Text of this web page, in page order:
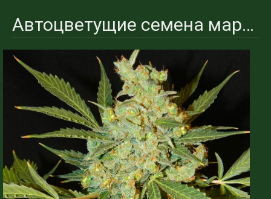
Автоцветущие семена марихуаны Anubis (Анубис)